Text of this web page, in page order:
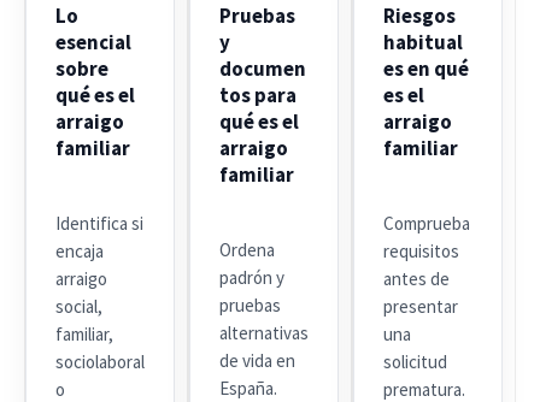
Lo
esencial
sobre
qué es el
arraigo
familiar
Identifica si
encaja
arraigo
social,
familiar,
sociolaboral
o
Pruebas
y
documen
tos para
qué es el
arraigo
familiar
Ordena
padrón y
pruebas
alternativas
de vida en
España.
Riesgos
habitual
es en qué
es el
arraigo
familiar
Comprueba
requisitos
antes de
presentar
una
solicitud
prematura.